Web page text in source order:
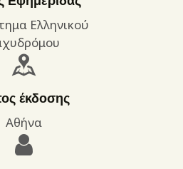
Ελληνικού
έκδοσης
Αθήνα